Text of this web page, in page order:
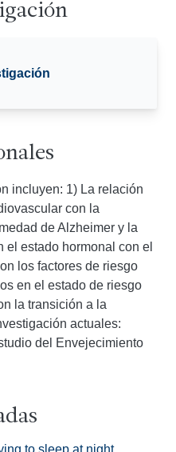
incluyen: 1) La relación
con la
de Alzheimer y la
el estado hormonal con el
los factores de riesgo
en el estado de riesgo
la transición a la
actuales:
del Envejecimiento